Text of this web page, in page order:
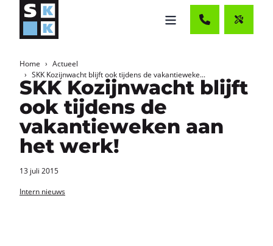
Home
Actueel
SKK Kozijnwacht blijft ook tijdens de vakantieweke...
SKK Kozijnwacht blijft
ook tijdens de
vakantieweken aan
het werk!
13 juli 2015
Intern nieuws